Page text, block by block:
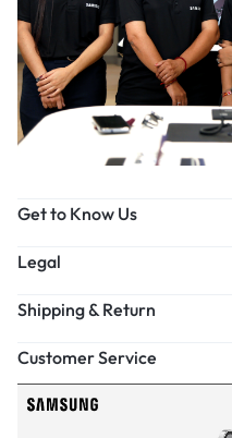
Get to Know Us
Legal
Shipping & Return
Customer Service